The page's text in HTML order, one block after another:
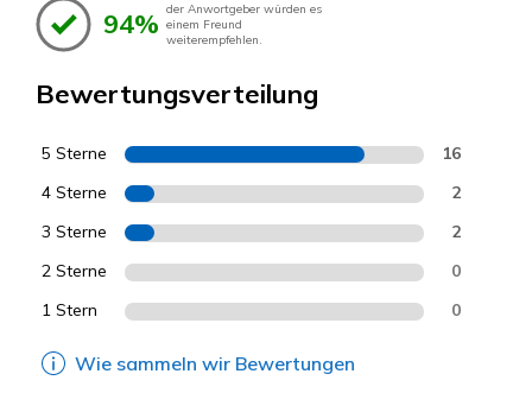
94% der Anwortgeber würden es
einem Freund
weiterempfehlen.
Bewertungsverteilung
5 Sterne 16
4 Sterne 2
3 Sterne 2
2 Sterne 0
1 Stern 0
Wie sammeln wir Bewertungen